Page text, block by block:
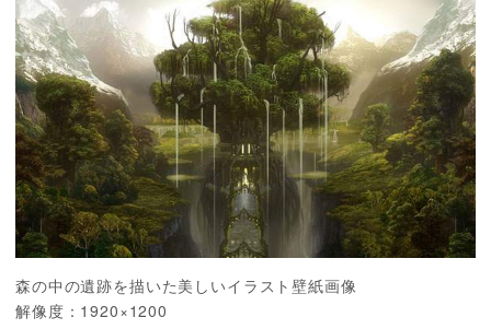
森の中の遺跡を描いた美しいイラスト壁紙画像
解像度：1920×1200